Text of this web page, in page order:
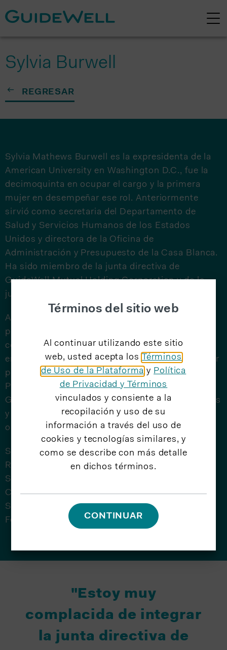
Sylvia Burwell
REGRESAR
Sylvia Mathews Burwell es la expresidenta de la
American University en Washington D.C., fue la
decimoquinta en ocupar el cargo y la primera
mujer en desempeñar ese rol. Anteriormente
sirvió como secretaria del Departamento de
Salud y Servicios Humanos de los Estados
Unidos y directora de la Oficina de
Administración y Presupuesto de la Casa Blanca.
Ha sido miembro de la junta directiva de
GuideWell Mutual Holding Corporation y de la
junta directiva de Florida Blue desde el 2018.
Antes de su servicio en Washington, Sylvia fue
presidenta de Walmart Foundation, donde se
concentró en los esfuerzos globales de
empoderamiento de las mujeres. Antes de formar
parte de Walmart Foundation, fue presidenta del
Programa de Desarrollo Global de Bill & Melinda
Gates Foundation, donde trabajó durante 11 años
y también fue la primera directora de
operaciones.
Sylvia es parte de la junta del Consejo de
Relaciones Exteriores, de la Junta Directiva de
Supervisores de Harvard y de Kimberly-Clark
Corporation. Es miembro del Aspen Health
Strategy Group y en el 2005 fue Henry Crown
Fellow.
"Estoy muy
complacida de integrar
la junta directiva de
Términos del sitio web
Al continuar utilizando este sitio
web, usted acepta los
Términos
de Uso de la Plataforma y Política
de Privacidad y Términos
vinculados y consiente a la
recopilación y uso de su
información a través del uso de
cookies y tecnologías similares, y
como se describe con más detalle
en dichos términos.
CONTINUAR